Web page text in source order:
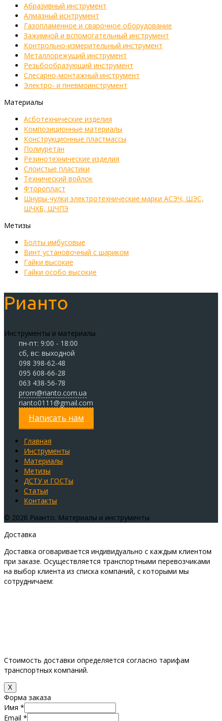
Абразивный инструмент
Алмазный иснтрумент
Газопламенное и сварочное оборудование
Зажимной и вспомогательный инструмент
Контрольно-измерительный инструмент
Металлорежущий инструмент
Резьбообразующий инструмент
Слесарно-монтажный инструмент
Электро- и пневмоинструмент
Материалы
Асботехнические изделия
Композиционные материалы
Конструкционные пластмассы
Полиуретан
Резинотехнические изделия
Слоистые пластики
Технический войлок
Фторопласт
Шнуры-чулки электротехнические марки АСЭЧ, ШЭС,
ШЧХБ, ШЧПЭ
Метизы
Болты имбусовые
Винт установочный с шариком
Гайки высокие
Гайки особо высокие
Рианто
Инструменты и материалы
пн-пт: 9:00 - 18:00
сб, вс: выходной
098 398-62-48
095 608-66-28
063 438-56-78
prom@rianto.com.ua
rianto0111@gmail.com
Написать нам
Главная
Инструменты
Материалы
Метизы
ДСТУ и ГОСТы
Статьи
Контакты
© 2026 Рианто. Материалы и инструменты
Доставка
Доставка оговаривается индивидуально с каждым клиентом
при заказе. Осуществляется транспортными перевозчиками
на выбор клиента из списка компаний, с которыми мы
сотрудничаем:
Стоимость доставки определяется согласно тарифам
транспортных компаний.
Х
Форма заказа
Имя *
Email *